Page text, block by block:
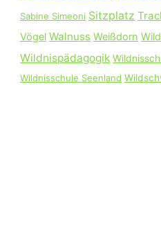
Sabine Simeoni Sitzplatz
Vögel Walnuss Weißdorn
Wildnispädagogik
Wildnisschule Seenland